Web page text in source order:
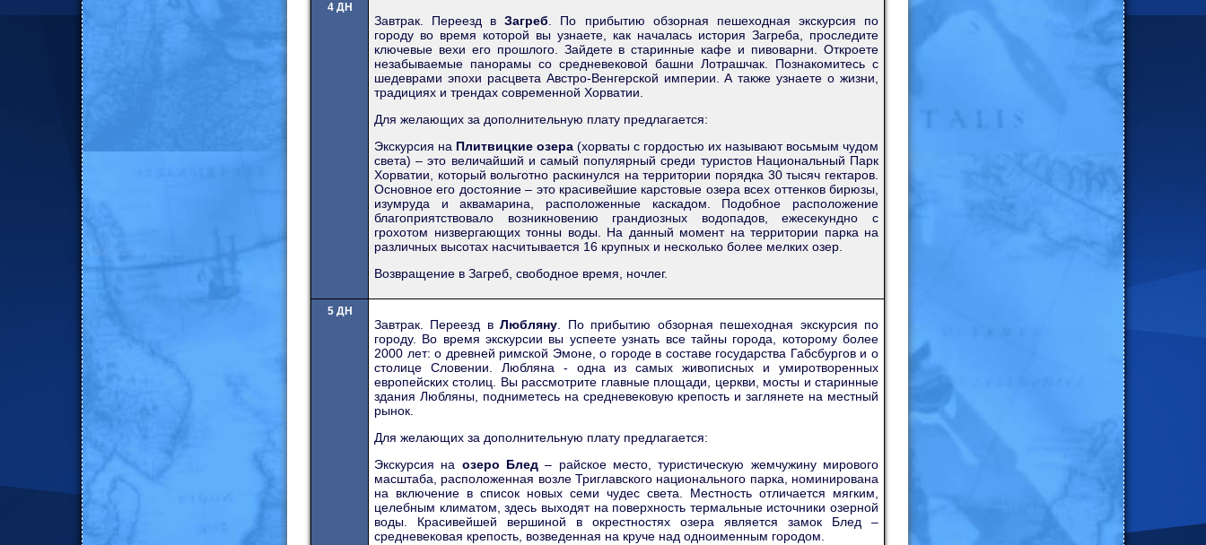
4 ДН
Завтрак. Переезд вЗагреб . По прибытию обзорная пешеходная экскурсия по
городу во время которой вы узнаете, как началась история Загреба, проследите
ключевые вехи его прошлого. Зайдете в старинные кафе и пивоварни. Откроете
незабываемые панорамы со средневековой башни Лотрашчак. Познакомитесь с
шедеврами эпохи расцвета Австро-Венгерской империи. А также узнаете о жизни,
традициях и трендах современной Хорватии.
Для желающих за дополнительную плату предлагается:
Экскурсия на Плитвицкие озера (хорваты с гордостью их называют восьмым чудом
света) – это величайший и самый популярный среди туристов Национальный Парк
Хорватии, который вольготно раскинулся на территории порядка 30 тысяч гектаров.
Основное его достояние – это красивейшие карстовые озера всех оттенков бирюзы,
изумруда и аквамарина, расположенные каскадом. Подобное расположение
благоприятствовало возникновению грандиозных водопадов, ежесекундно с
грохотом низвергающих тонны воды. На данный момент на территории парка на
различных высотах насчитывается 16 крупных и несколько более мелких озер.
Возвращение в Загреб, свободное время, ночлег.
5 ДН
Завтрак. Переезд вЛюбляну . По прибытию обзорная пешеходная экскурсия по
городу. Во время экскурсии вы успеете узнать все тайны города, которому более
2000 лет: о древней римской Эмоне, о городе в составе государства Габсбургов и о
столице Словении. Любляна - одна из самых живописных и умиротворенных
европейских столиц. Вы рассмотрите главные площади, церкви, мосты и старинные
здания Любляны, подниметесь на средневековую крепость и заглянете на местный
рынок.
Для желающих за дополнительную плату предлагается:
Экскурсия на озеро Блед – райское место, туристическую жемчужину мирового
масштаба, расположенная возле Триглавского национального парка, номинирована
на включение в список новых семи чудес света. Местность отличается мягким,
целебным климатом, здесь выходят на поверхность термальные источники озерной
воды. Красивейшей вершиной в окрестностях озера является замок Блед –
средневековая крепость, возведенная на круче над одноименным городом.